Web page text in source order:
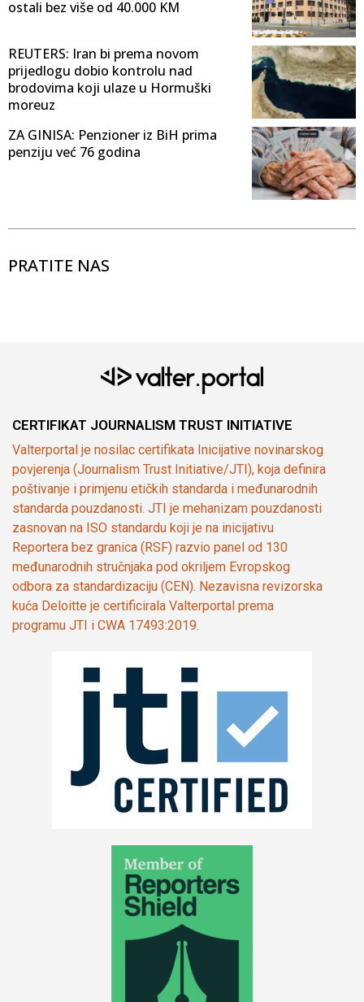
ostali bez više od 40.000 KM
REUTERS: Iran bi prema novom
prijedlogu dobio kontrolu nad
brodovima koji ulaze u Hormuški
moreuz
ZA GINISA: Penzioner iz BiH prima
penziju već 76 godina
PRATITE NAS
CERTIFIKAT JOURNALISM TRUST INITIATIVE
Valterportal je nosilac certifikata Inicijative novinarskog
povjerenja (Journalism Trust Initiative/JTI), koja definira
poštivanje i primjenu etičkih standarda i međunarodnih
standarda pouzdanosti. JTI je mehanizam pouzdanosti
zasnovan na ISO standardu koji je na inicijativu
Reportera bez granica (RSF) razvio panel od 130
međunarodnih stručnjaka pod okriljem Evropskog
odbora za standardizaciju (CEN). Nezavisna revizorska
kuća Deloitte je certificirala Valterportal prema
programu JTI i CWA 17493:2019.